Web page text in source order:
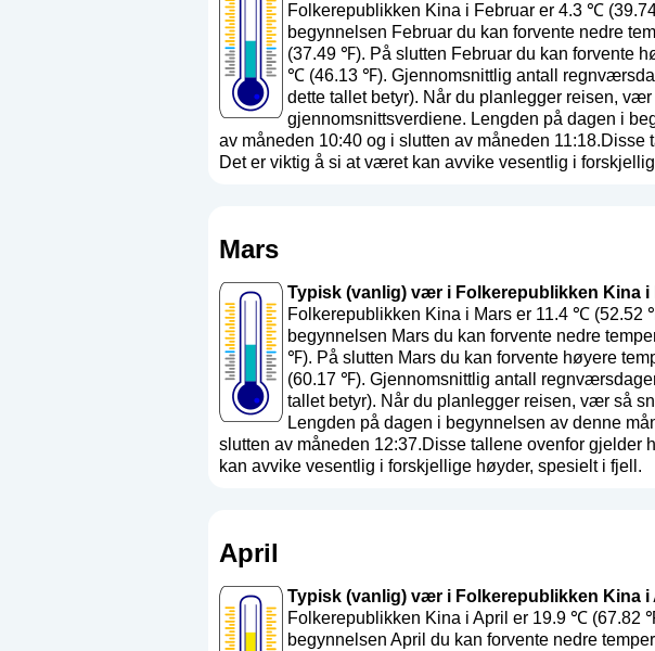
Folkerepublikken Kina i Februar er 4.3 ℃
begynnelsen Februar du kan forvente nedre
(37.49 ℉). På slutten Februar du kan forvente
℃ (46.13 ℉). Gjennomsnittlig antall
dette tallet betyr). Når du planlegger reisen,
gjennomsnittsverdiene. Lengden på dagen i
av måneden 10:40 og i slutten av måneden
Det er viktig å si at været kan avvike vesentlig i
Mars
Typisk (vanlig) vær i Folkerepublikken Kina i
Folkerepublikken Kina i Mars er 11.4 ℃
begynnelsen Mars du kan forvente nedre
℉). På slutten Mars du kan forvente høyere
(60.17 ℉). Gjennomsnittlig antall
tallet betyr). Når du planlegger reisen, vær så
Lengden på dagen i begynnelsen av denne
slutten av måneden 12:37.Disse tallene ovenfor gjelder
kan avvike vesentlig i forskjellige høyder, spesielt i fjell.
April
Typisk (vanlig) vær i Folkerepublikken Kina i
Folkerepublikken Kina i April er 19.9 ℃ (67.82
begynnelsen April du kan forvente nedre